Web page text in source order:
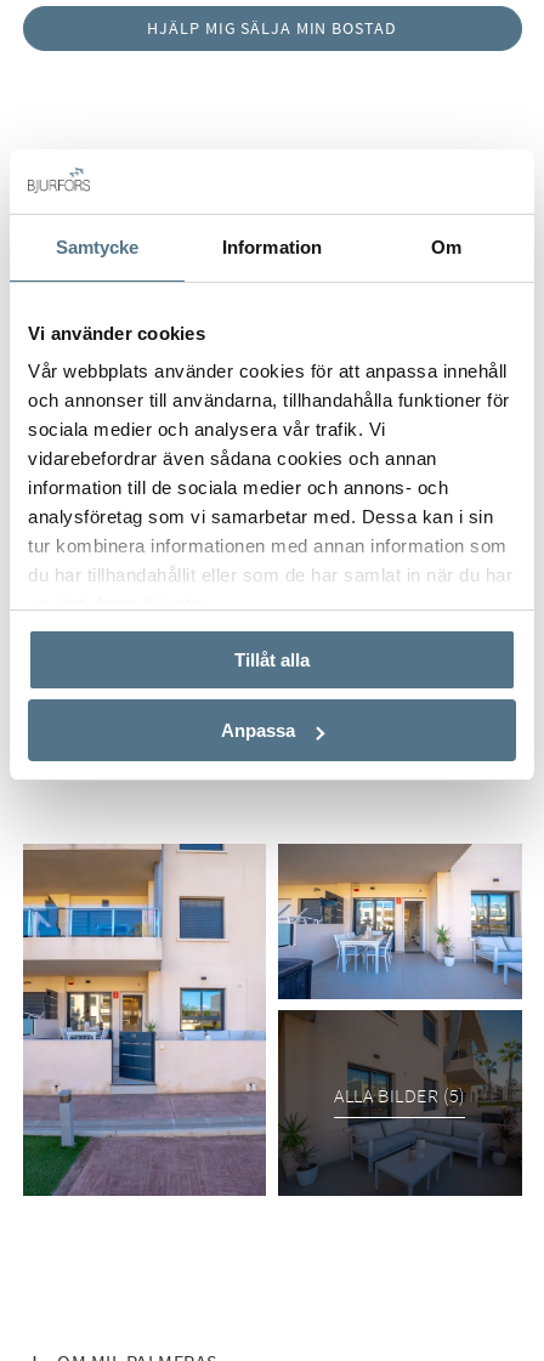
Samtycke Information Om
Vi använder cookies
Vår webbplats använder cookies för att anpassa innehåll
och annonser till användarna, tillhandahålla funktioner för
sociala medier och analysera vår trafik. Vi
vidarebefordrar även sådana cookies och annan
information till de sociala medier och annons- och
analysföretag som vi samarbetar med. Dessa kan i sin
tur kombinera informationen med annan information som
du har tillhandahållit eller som de har samlat in när du har
Tillåt alla
Anpassa
Anmäl intresse
ALLA BILDER (5)